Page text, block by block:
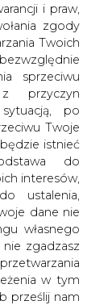
i praw,
zgody
Twoich
sprzeciwu
przyczyn
po
Twoje
istnieć
do
interesów,
ustalenia,
dane nie
własnego
zgadzasz
w tym
prześlij nam
w
o
znajomością
odnawialnych
kategoriach
było
energetyce
zmagali się z
odbędą się 9
i quizu